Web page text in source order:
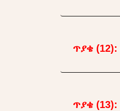
ጥያቄ (12):
ጥያቄ (13):